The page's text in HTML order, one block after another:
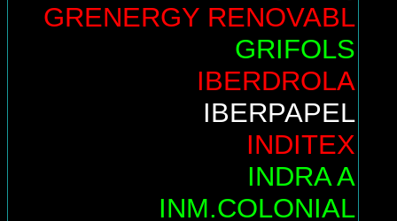
GRENERGY RENOVABL
GRIFOLS
IBERDROLA
IBERPAPEL
INDITEX
INDRA A
INM.COLONIAL